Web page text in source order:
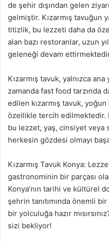
de şehir dışından gelen
gelmiştir. Kızarmış tavuğun
titizlik, bu lezzeti daha da
alan bazı restoranlar, uzun
geleneği devam
Kızarmış tavuk, yalnızca
zamanda fast food tarzında
edilen kızarmış tavuk,
özellikle tercih edilmektedir.
bu lezzet, yaş, cinsiyet veya
herkesin gözdesi olmayı
Kızarmış Tavuk Konya:
gastronominin bir parçası
Konya’nın tarihi ve kültürel
şehrin tanıtımında önemli
bir yolculuğa hazır
sizi bekliyor!